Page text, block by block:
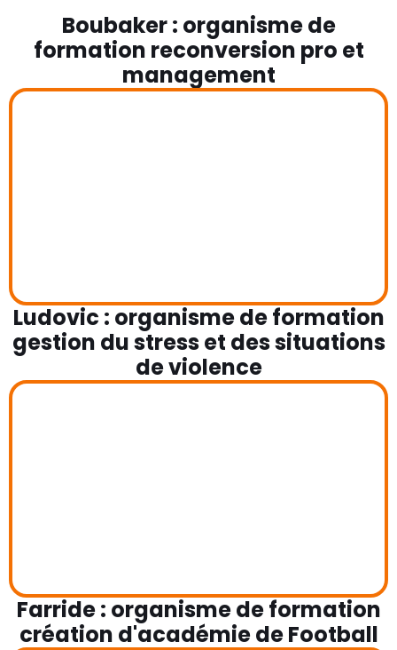
Boubaker : organisme de
formation reconversion pro et
management
Ludovic : organisme de formation
gestion du stress et des situations
de violence
Farride : organisme de formation
création d'académie de Football